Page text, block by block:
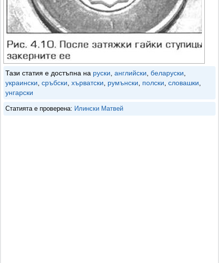
Тази статия е достъпна на руски английски беларуски
украински сръбски хърватски румънски полски словашки
унгарски
Статията е проверена: Илински Матвей